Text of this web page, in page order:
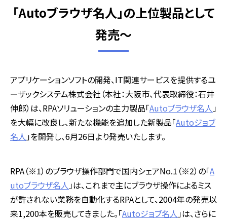
「Autoブラウザ名人」の上位製品として
発売～
アプリケーションソフトの開発、IT関連サービスを提供するユ
ーザックシステム株式会社（本社：大阪市、代表取締役：石井
伸郎）は、RPAソリューションの主力製品「Autoブラウザ名人」
を大幅に改良し、新たな機能を追加した新製品「Autoジョブ
名人」を開発し、6月26日より発売いたします。
RPA（※1）のブラウザ操作部門で国内シェアNo.1（※2）の「A
utoブラウザ名人」は、これまで主にブラウザ操作によるミス
が許されない業務を自動化するRPAとして、2004年の発売以
来1,200本を販売してきました。「Autoジョブ名人」は、さらに